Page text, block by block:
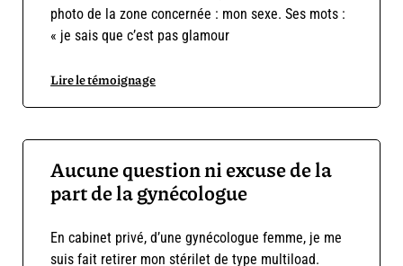
photo de la zone concernée : mon sexe. Ses mots :
« je sais que c’est pas glamour
Lire le témoignage
Aucune question ni excuse de la
part de la gynécologue
En cabinet privé, d’une gynécologue femme, je me
suis fait retirer mon stérilet de type multiload.